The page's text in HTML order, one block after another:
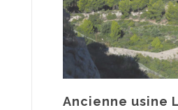
Ancienne usine